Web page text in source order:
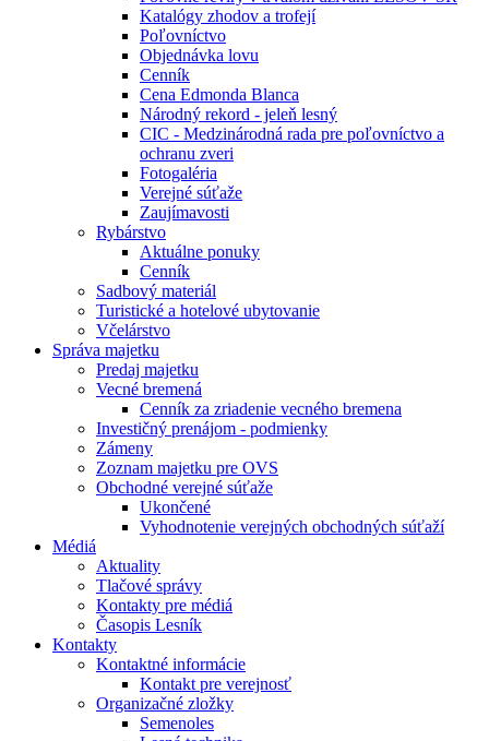
Katalógy zhodov a trofejí
Poľovníctvo
Objednávka lovu
Cenník
Cena Edmonda Blanca
Národný rekord - jeleň lesný
CIC - Medzinárodná rada pre poľovníctvo a
ochranu zveri
Fotogaléria
Verejné súťaže
Zaujímavosti
Rybárstvo
Aktuálne ponuky
Cenník
Sadbový materiál
Turistické a hotelové ubytovanie
Včelárstvo
Správa majetku
Predaj majetku
Vecné bremená
Cenník za zriadenie vecného bremena
Investičný prenájom - podmienky
Zámeny
Zoznam majetku pre OVS
Obchodné verejné súťaže
Ukončené
Vyhodnotenie verejných obchodných súťaží
Médiá
Aktuality
Tlačové správy
Kontakty pre médiá
Časopis Lesník
Kontakty
Kontaktné informácie
Kontakt pre verejnosť
Organizačné zložky
Semenoles